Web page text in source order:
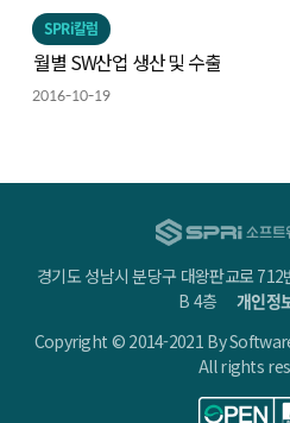
SPRi칼럼
월별 SW산업 생산 및 수출
2016-10-19
경기도 성남시 분당구 대왕판교로
B 4층개인정
Copyright © 2014-2021 By
All rights